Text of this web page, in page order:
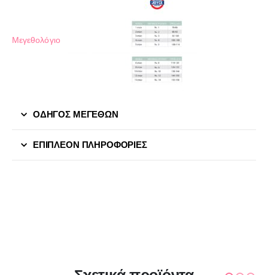
Μεγεθολόγιο
ΟΔΗΓΟΣ ΜΕΓΕΘΩΝ
ΕΠΙΠΛΈΟΝ ΠΛΗΡΟΦΟΡΊΕΣ